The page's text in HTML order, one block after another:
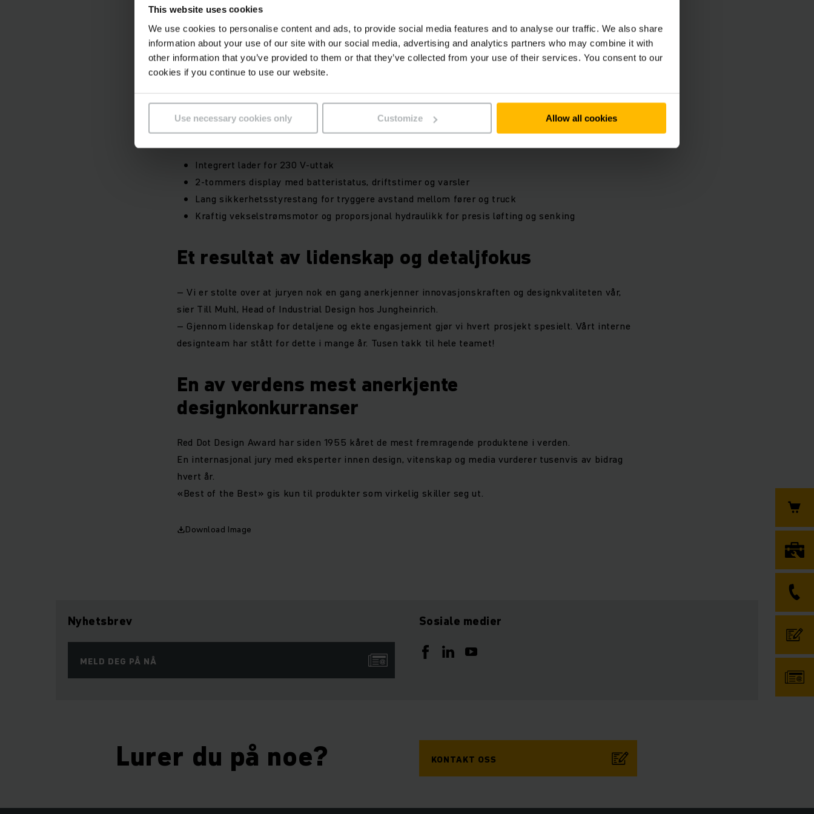
This website uses cookies
We use cookies to personalise content and ads, to provide social media features and to analyse our traffic. We also share
information about your use of our site with our social media, advertising and analytics partners who may combine it with
other information that you’ve provided to them or that they’ve collected from your use of their services. You consent to our
cookies if you continue to use our website.
Use necessary cookies only Customize Allow all cookies
EJC 112i fikk 92 av 100 poeng i Red Dots vurdering.
Trucken kombinerer brukervennlighet, sikkerhet og effektivitet på en enestående måte.
Den er lett å manøvrere, også på trange områder, takket være smal arbeidsbredde og krypemodus.
Utstyr som øker verdien
Trucken kan tilpasses med flere praktiske tillegg:
Integrert lader for 230 V-uttak
2-tommers display med batteristatus, driftstimer og varsler
Lang sikkerhetsstyrestang for tryggere avstand mellom fører og truck
Kraftig vekselstrømsmotor og proporsjonal hydraulikk for presis løfting og senking
Et resultat av lidenskap og detaljfokus
– Vi er stolte over at juryen nok en gang anerkjenner innovasjonskraften og designkvaliteten vår,
sier Till Muhl, Head of Industrial Design hos Jungheinrich.
– Gjennom lidenskap for detaljene og ekte engasjement gjør vi hvert prosjekt spesielt. Vårt interne
designteam har stått for dette i mange år. Tusen takk til hele teamet!
En av verdens mest anerkjente
designkonkurranser
Red Dot Design Award har siden 1955 kåret de mest fremragende produktene i verden.
En internasjonal jury med eksperter innen design, vitenskap og media vurderer tusenvis av bidrag
hvert år.
«Best of the Best» gis kun til produkter som virkelig skiller seg ut.
Download Image
Nyhetsbrev
MELD DEG PÅ NÅ
Sosiale medier
Lurer du på noe? KONTAKT OSS